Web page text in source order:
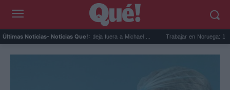
Últimas Noticias- Noticias Que!:
Devin Booker mejor quinteto: deja fuera a Michael ... Trabajar en Noruega: 13.000